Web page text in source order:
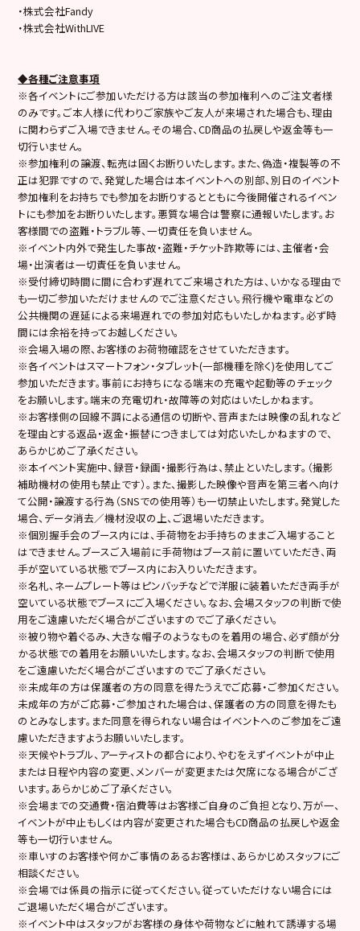
・株式会社Fandy
・株式会社WithLIVE
◆各種ご注意事項
※各イベントにご参加いただける方は該当の参加権利へのご注文者様
のみです。ご本人様に代わりご家族やご友人が来場された場合も、理由
に関わらずご入場できません。その場合、CD商品の払戻しや返金等も一
切行いません。
※参加権利の譲渡、転売は固くお断りいたします。また、偽造・複製等の不
正は犯罪ですので、発覚した場合は本イベントへの別部、別日のイベント
参加権利をお持ちでも参加をお断りするとともに今後開催されるイベン
トにも参加をお断りいたします。悪質な場合は警察に通報いたします。お
客様間での盗難・トラブル等、一切責任を負いません。
※イベント内外で発生した事故・盗難・チケット詐欺等には、主催者・会
場・出演者は一切責任を負いません。
※受付締切時間に間に合わず遅れてご来場された方は、いかなる理由で
も一切ご参加いただけませんのでご注意ください。飛行機や電車などの
公共機関の遅延による来場遅れでの参加対応もいたしかねます。必ず時
間には余裕を持ってお越しください。
※会場入場の際、お客様のお荷物確認をさせていただきます。
※各イベントはスマートフォン・タブレット(一部機種を除く)を使用してご
参加いただきます。事前にお持ちになる端末の充電や起動等のチェック
をお願いします。端末の充電切れ・故障等の対応はいたしかねます。
※お客様側の回線不調による通信の切断や、音声または映像の乱れなど
を理由とする返品・返金・振替につきましては対応いたしかねますので、
あらかじめご了承ください。
※本イベント実施中、録音・録画・撮影行為は、禁止といたします。（撮影
補助機材の使用も禁止です）。また、撮影した映像や音声を第三者へ向け
て公開・譲渡する行為（SNSでの使用等）も一切禁止いたします。発覚した
場合、データ消去／機材没収の上、ご退場いただきます。
※個別握手会のブース内には、手荷物をお手持ちのままご入場すること
はできません。ブースご入場前に手荷物はブース前に置いていただき、両
手が空いている状態でブース内にお入りいただきます。
※名札、ネームプレート等はピンバッチなどで洋服に装着いただき両手が
空いている状態でブースにご入場ください。なお、会場スタッフの判断で使
用をご遠慮いただく場合がございますのでご了承ください。
※被り物や着ぐるみ、大きな帽子のようなものを着用の場合、必ず顔が分
かる状態での着用をお願いいたします。なお、会場スタッフの判断で使用
をご遠慮いただく場合がございますのでご了承ください。
※未成年の方は保護者の方の同意を得たうえでご応募・ご参加ください。
未成年の方がご応募・ご参加された場合は、保護者の方の同意を得たも
のとみなします。また同意を得られない場合はイベントへのご参加をご遠
慮いただきますようお願いいたします。
※天候やトラブル、アーティストの都合により、やむをえずイベントが中止
または日程や内容の変更、メンバーが変更または欠席になる場合がござ
います。あらかじめご了承ください。
※会場までの交通費・宿泊費等はお客様ご自身のご負担となり、万が一、
イベントが中止もしくは内容が変更された場合もCD商品の払戻しや返金
等も一切行いません。
※車いすのお客様や何かご事情のあるお客様は、あらかじめスタッフにご
相談ください。
※会場では係員の指示に従ってください。従っていただけない場合には
ご退場いただく場合がございます。
※イベント中はスタッフがお客様の身体や荷物などに触れて誘導する場